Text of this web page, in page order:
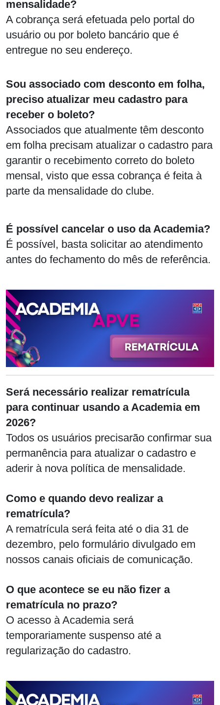
mensalidade?
A cobrança será efetuada pelo portal do
usuário ou por boleto bancário que é
entregue no seu endereço.
Sou associado com desconto em folha,
preciso atualizar meu cadastro para
receber o boleto?
Associados que atualmente têm desconto
em folha precisam atualizar o cadastro para
garantir o recebimento correto do boleto
mensal, visto que essa cobrança é feita à
parte da mensalidade do clube.
É possível cancelar o uso da Academia?
É possível, basta solicitar ao atendimento
antes do fechamento do mês de referência.
Será necessário realizar rematrícula
para continuar usando a Academia em
2026?
Todos os usuários precisarão confirmar sua
permanência para atualizar o cadastro e
aderir à nova política de mensalidade.
Como e quando devo realizar a
rematrícula?
A rematrícula será feita até o dia 31 de
dezembro, pelo formulário divulgado em
nossos canais oficiais de comunicação.
O que acontece se eu não fizer a
rematrícula no prazo?
O acesso à Academia será
temporariamente suspenso até a
regularização do cadastro.